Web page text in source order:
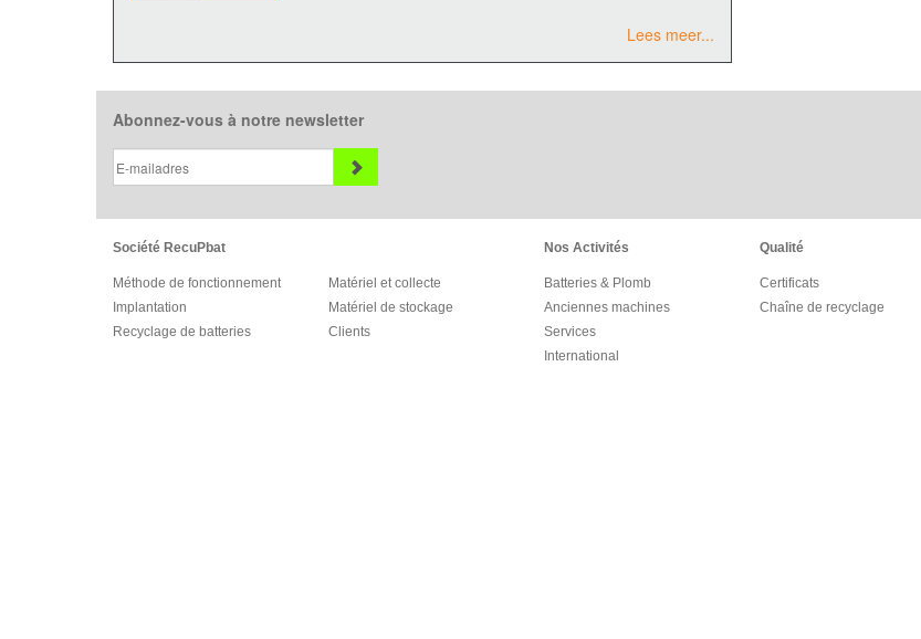
Lees meer...
Abonnez-vous à notre newsletter
Société RecuPbat
Méthode de fonctionnement
Implantation
Recyclage de batteries
Matériel et collecte
Matériel de stockage
Clients
Nos Activités
Batteries & Plomb
Anciennes machines
Services
International
Qualité
Certificats
Chaîne de recyclage